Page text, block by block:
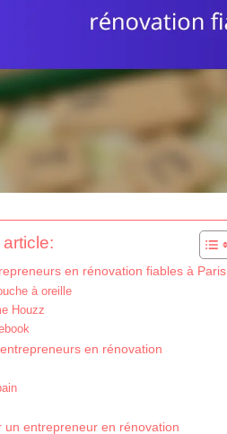
en rénovation fiables à Paris
à oreille
Houzz
en rénovation
entrepreneur en rénovation